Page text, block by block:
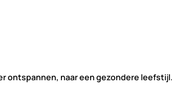
ontspannen, naar een gezondere